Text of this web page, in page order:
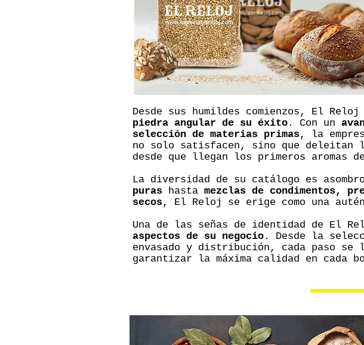
Desde sus humildes comienzos, El
piedra angular de su éxito . Con un
selección de materias primas, la
no solo satisfacen, sino que deleitan
desde que llegan los primeros aromas
La diversidad de su catálogo es
puras hasta mezclas de condimentos,
secos, El Reloj se erige como una
Una de las señas de identidad de El
aspectos de su negocio . Desde la
envasado y distribución, cada paso se
garantizar la máxima calidad en cada